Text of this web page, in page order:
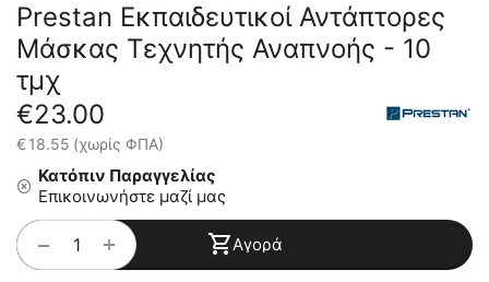
Prestan Εκπαιδευτικοί Αντάπτορες
Μάσκας Τεχνητής Αναπνοής - 10
τμχ
€23.00
€18.55 (χωρίς ΦΠΑ)
Κατόπιν Παραγγελίας
Επικοινωνήστε μαζί μας
+
− Αγορά